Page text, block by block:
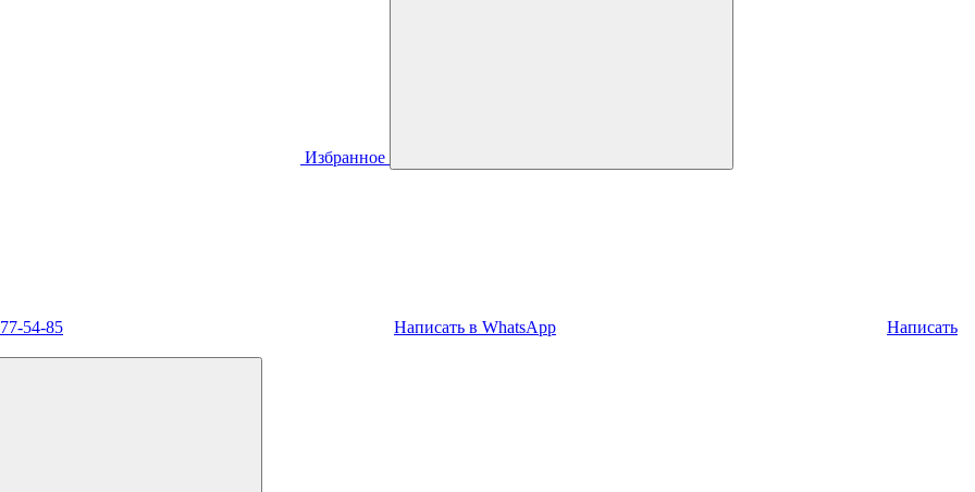
Избранное
54-85 Написать в WhatsApp Написать